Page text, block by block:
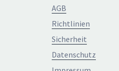
AGB
Richtlinien
Sicherheit
Datenschutz